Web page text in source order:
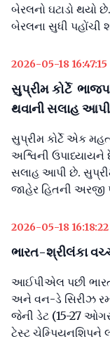
બેરલનો ઘટાડો થયો
બેરલના સુધી પહોંચી
2026-05-18 16:47:15
સુપ્રીમ કોર્ટે
થવાની સલાહ આપી
સુપ્રીમ કોર્ટે એક
અશ્વિની ઉપાધ્યાયને
સલાહ આપી છે.
જાહેર હિતની અરજી
2026-05-18 16:18:22
ભારત-શ્રીલંકા
આઈપીએલ પછી
અને વન-ડે સિરીઝ
જેની ડેટ (15-27
ટેસ્ટ ચેમ્પિયનશિપને